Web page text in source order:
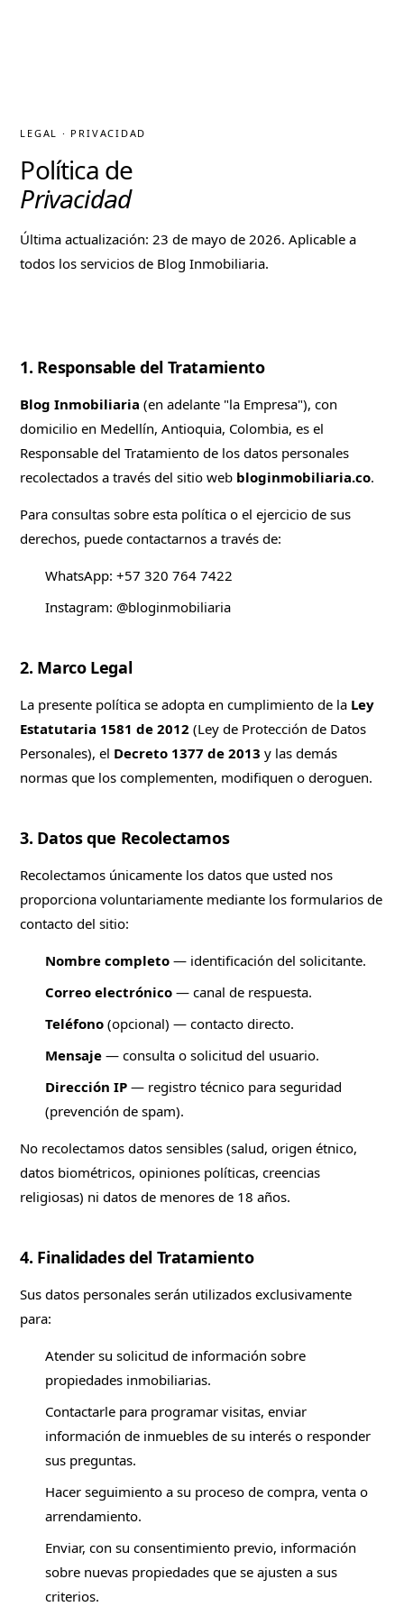
LEGAL · PRIVACIDAD
Política de
Privacidad
Última actualización:23 de mayo de 2026. Aplicable a
todos los servicios de Blog Inmobiliaria.
1. Responsable del Tratamiento
Blog Inmobiliaria (en adelante "la Empresa"), con
domicilio en Medellín, Antioquia, Colombia, es el
Responsable del Tratamiento de los datos personales
recolectados a través del sitio web bloginmobiliaria.co.
Para consultas sobre esta política o el ejercicio de sus
derechos, puede contactarnos a través de:
WhatsApp:+57 320 764 7422
Instagram: @bloginmobiliaria
2. Marco Legal
La presente política se adopta en cumplimiento de la Ley
Estatutaria 1581 de 2012 (Ley de Protección de Datos
Personales), el Decreto 1377 de 2013 y las demás
normas que los complementen, modifiquen o deroguen.
3. Datos que Recolectamos
Recolectamos únicamente los datos que usted nos
proporciona voluntariamente mediante los formularios de
contacto del sitio:
Nombre completo — identificación del solicitante.
Correo electrónico — canal de respuesta.
Teléfono (opcional) — contacto directo.
Mensaje — consulta o solicitud del usuario.
Dirección IP — registro técnico para seguridad
(prevención de spam).
No recolectamos datos sensibles (salud, origen étnico,
datos biométricos, opiniones políticas, creencias
religiosas) ni datos de menores de 18 años.
4. Finalidades del Tratamiento
Sus datos personales serán utilizados exclusivamente
para:
Atender su solicitud de información sobre
propiedades inmobiliarias.
Contactarle para programar visitas, enviar
información de inmuebles de su interés o responder
sus preguntas.
Hacer seguimiento a su proceso de compra, venta o
arrendamiento.
Enviar, con su consentimiento previo, información
sobre nuevas propiedades que se ajusten a sus
criterios.